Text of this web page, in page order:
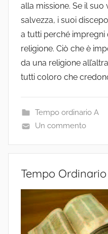
alla missione. Se il
salvezza, i suoi
a tutti perché
religione. Ciò che è
da una religione
tutti coloro che
Tempo ordinario A
Un commento
Tempo